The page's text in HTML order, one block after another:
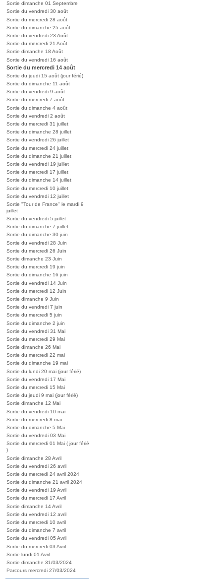
Sortie dimanche 01 Septembre
Sortie du vendredi 30 août
Sortie du mercredi 28 août
Sortie du dimanche 25 août
Sortie du vendredi 23 Août
Sortie du mercredi 21 Août
Sortie dimanche 18 Août
Sortie du vendredi 16 août
Sortie du mercredi 14 août
Sortie du jeudi 15 août (jour férié)
Sortie du dimanche 11 août
Sortie du vendredi 9 août
Sortie du mercredi 7 août
Sortie du dimanche 4 août
Sortie du vendredi 2 août
Sortie du mercredi 31 juillet
Sortie du dimanche 28 juillet
Sortie du vendredi 26 juillet
Sortie du mercredi 24 juillet
Sortie du dimanche 21 juillet
Sortie du vendredi 19 juillet
Sortie du mercredi 17 juillet
Sortie du dimanche 14 juillet
Sortie du mercredi 10 juillet
Sortie du vendredi 12 juillet
Sortie "Tour de France" le mardi 9
juillet
Sortie du vendredi 5 juillet
Sortie du dimanche 7 juillet
Sortie du dimanche 30 juin
Sortie du vendredi 28 Juin
Sortie du mercredi 26 Juin
Sortie dimanche 23 Juin
Sortie du mercredi 19 juin
Sortie du dimanche 16 juin
Sortie du vendredi 14 Juin
Sortie du mercredi 12 Juin
Sortie dimanche 9 Juin
Sortie du vendredi 7 juin
Sortie du mercredi 5 juin
Sortie du dimanche 2 juin
Sortie du vendredi 31 Mai
Sortie du mercredi 29 Mai
Sortie dimanche 26 Mai
Sortie du mercredi 22 mai
Sortie du dimanche 19 mai
Sortie du lundi 20 mai (jour férié)
Sortie du vendredi 17 Mai
Sortie du mercredi 15 Mai
Sortie du jeudi 9 mai (jour férié)
Sortie dimanche 12 Mai
Sortie du vendredi 10 mai
Sortie du mercredi 8 mai
Sortie du dimanche 5 Mai
Sortie du vendredi 03 Mai
Sortie du mercredi 01 Mai ( jour férié
)
Sortie dimanche 28 Avril
Sortie du vendredi 26 avril
Sortie du mercredi 24 avril 2024
Sortie du dimanche 21 avril 2024
Sortie du vendredi 19 Avril
Sortie du mercredi 17 Avril
Sortie dimanche 14 Avril
Sortie du vendredi 12 avril
Sortie du mercredi 10 avril
Sortie du dimanche 7 avril
Sortie du vendredi 05 Avril
Sortie du mercredi 03 Avril
Sortie lundi 01 Avril
Sortie dimanche 31/03/2024
Parcours mercredi 27/03/2024